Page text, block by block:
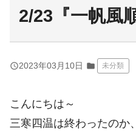
2/23『一帆風
query_builder2023年03月10日 folder 未分類
こんにちは～
三寒四温は終わったのか